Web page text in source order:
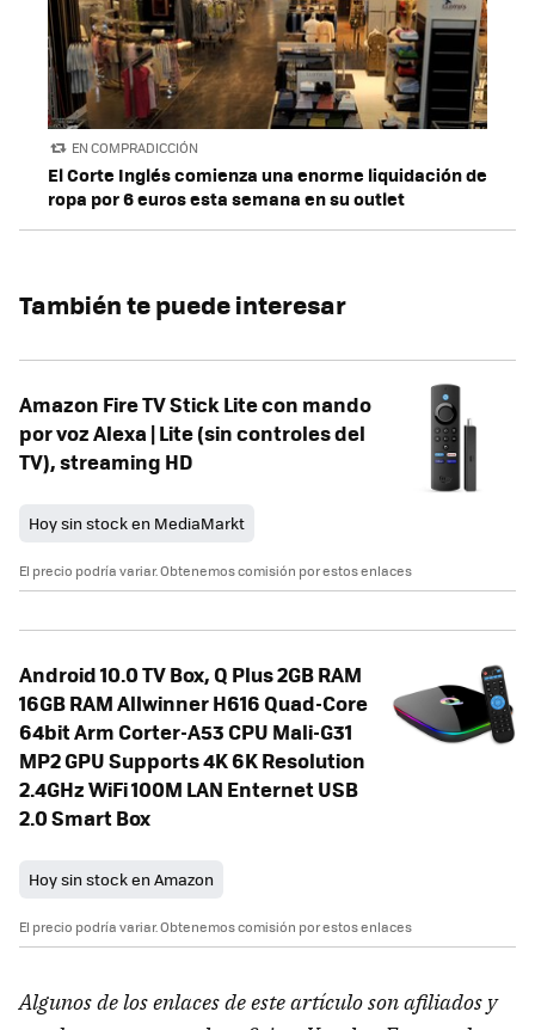
EN COMPRADICCIÓN
El Corte Inglés comienza una enorme liquidación de
ropa por 6 euros esta semana en su outlet
También te puede interesar
Amazon Fire TV Stick Lite con mando
por voz Alexa | Lite (sin controles del
TV), streaming HD
Hoy sin stock en MediaMarkt
El precio podría variar. Obtenemos comisión por estos enlaces
Android 10.0 TV Box, Q Plus 2GB RAM
16GB RAM Allwinner H616 Quad-Core
64bit Arm Corter-A53 CPU Mali-G31
MP2 GPU Supports 4K 6K Resolution
2.4GHz WiFi 100M LAN Enternet USB
2.0 Smart Box
Hoy sin stock en Amazon
El precio podría variar. Obtenemos comisión por estos enlaces
Algunos de los enlaces de este artículo son afiliados y